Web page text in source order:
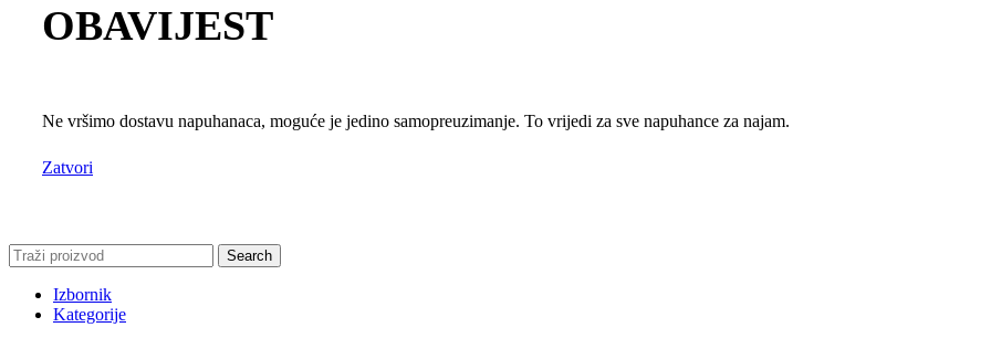
OBAVIJEST
Ne vršimo dostavu napuhanaca, moguće je jedino samopreuzimanje. To vrijedi za sve napuhance za najam.
Zatvori
Search
Izbornik
Kategorije